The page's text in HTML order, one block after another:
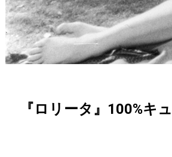
『ロリータ』100%キ